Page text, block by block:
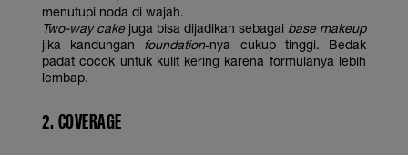
menutupi noda di wajah.
Two-way cake juga bisa dijadikan sebagai base makeup
jika kandungan foundation-nya cukup tinggi. Bedak
padat cocok untuk kulit kering karena formulanya lebih
lembap.
2. COVERAGE